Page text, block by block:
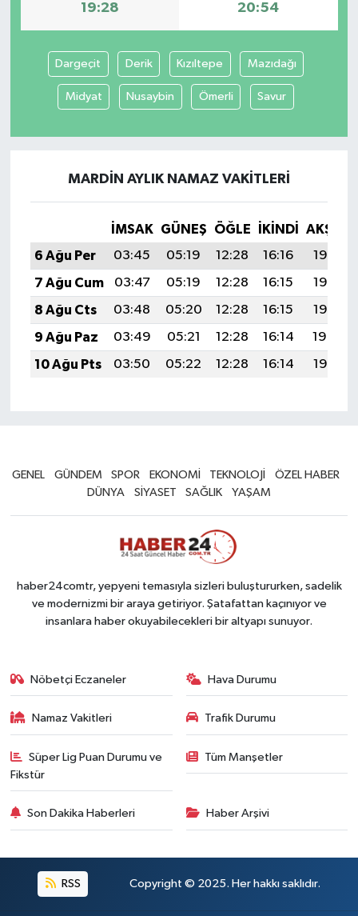
19:28 20:54
Dargeçit Derik Kızıltepe Mazıdağı
Midyat Nusaybin Ömerli Savur
MARDIN AYLIK NAMAZ VAKITLERI
İMSAK GÜNEŞ ÖĞLE İKINDI
AKŞAM
6 Ağu Per
03:45 05:19 12:28 16:16
19:28
7 Ağu Cum
03:47 05:19 12:28 16:15
19:27
8 Ağu Cts
03:48 05:20 12:28 16:15
19:25
9 Ağu Paz
03:49 05:21 12:28 16:14
19:24
10 Ağu Pts
03:50 05:22 12:28 16:14 19:23
GENEL GÜNDEM SPOR EKONOMİ TEKNOLOJİ
ÖZEL HABER
DÜNYA
SİYASET SAĞLIK YAŞAM
haber24comtr, yepyeni temasıyla sizleri buluştururken, sadelik
ve modernizmi bir araya getiriyor. Şatafattan kaçınıyor ve
insanlara haber okuyabilecekleri bir altyapı sunuyor.
Nöbetçi Eczaneler Hava Durumu
Namaz Vakitleri Trafik Durumu
Süper Lig Puan Durumu ve
Fikstür
Tüm Manşetler
Son Dakika Haberleri Haber Arşivi
RSS Copyright © 2025. Her hakkı saklıdır.